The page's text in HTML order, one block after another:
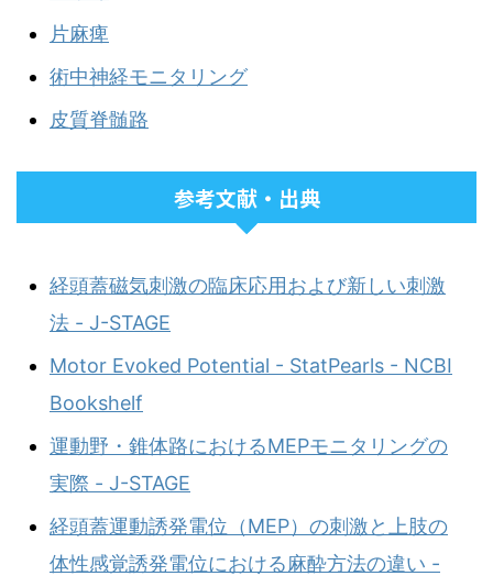
片麻痺
術中神経モニタリング
皮質脊髄路
参考文献・出典
経頭蓋磁気刺激の臨床応用および新しい刺激
法 - J-STAGE
Motor Evoked Potential - StatPearls - NCBI
Bookshelf
運動野・錐体路におけるMEPモニタリングの
実際 - J-STAGE
経頭蓋運動誘発電位（MEP）の刺激と上肢の
体性感覚誘発電位における麻酔方法の違い -